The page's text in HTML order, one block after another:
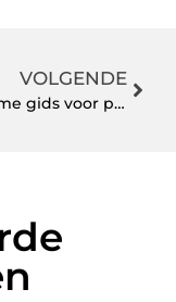
VOLGENDE
De ultieme gids voor parkeren in Meppel